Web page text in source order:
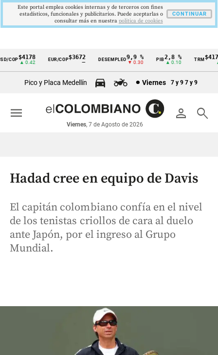
Cintillo
económicos
Colombia
COP$4178
▲ 0.42
EUR/COP$3672 DESEMPLEO 9,9 %
▼ 0.30
PIB2,8 %
▲ 0.10
TRM
▲
Pico y Placa Medellín Viernes 7 y 9 7 y 9
person search
Viernes, 7 de Agosto de 2026
menu
Hadad cree en equipo de Davis
El capitán colombiano confía en el nivel
de los tenistas criollos de cara al duelo
ante Japón, por el ingreso al Grupo
Mundial.
Este portal emplea cookies internas y de terceros con fines
estadísticos, funcionales y publicitarios. Puede aceptarlas o
consultar más en nuestra politica de cookies
CONTINUAR